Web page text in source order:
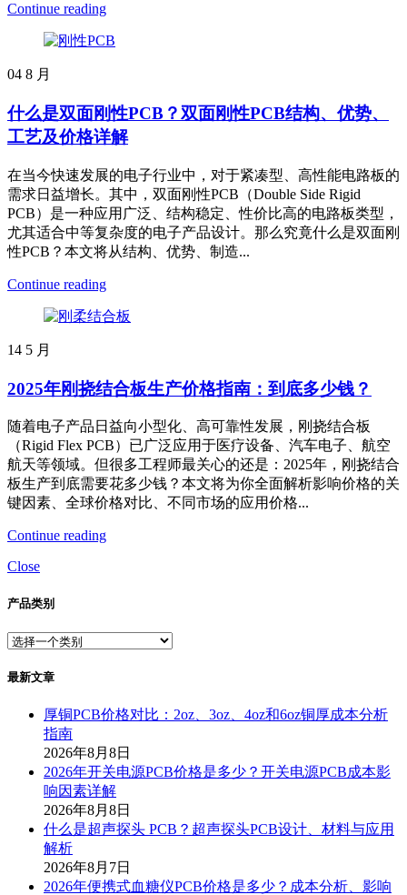
Continue reading
04 8 月
什么是双面刚性PCB？双面刚性PCB结构、优势、
工艺及价格详解
在当今快速发展的电子行业中，对于紧凑型、高性能电路板的
需求日益增长。其中，双面刚性PCB（Double Side Rigid
PCB）是一种应用广泛、结构稳定、性价比高的电路板类型，
尤其适合中等复杂度的电子产品设计。那么究竟什么是双面刚
性PCB？本文将从结构、优势、制造...
Continue reading
14 5 月
2025年刚挠结合板生产价格指南：到底多少钱？
随着电子产品日益向小型化、高可靠性发展，刚挠结合板
（Rigid Flex PCB）已广泛应用于医疗设备、汽车电子、航空
航天等领域。但很多工程师最关心的还是：2025年，刚挠结合
板生产到底需要花多少钱？本文将为你全面解析影响价格的关
键因素、全球价格对比、不同市场的应用价格...
Continue reading
Close
产品类别
最新文章
厚铜PCB价格对比：2oz、3oz、4oz和6oz铜厚成本分析
指南
2026年8月8日
2026年开关电源PCB价格是多少？开关电源PCB成本影
响因素详解
2026年8月8日
什么是超声探头 PCB？超声探头PCB设计、材料与应用
解析
2026年8月7日
2026年便携式血糖仪PCB价格是多少？成本分析、影响